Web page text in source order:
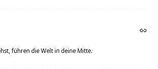
führen die Welt in deine Mitte.